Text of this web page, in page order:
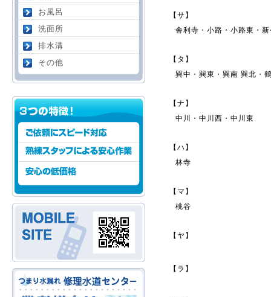
【サ】
舎利寺・小路・小路東・
【タ】
巽中・巽東・巽南 巽北・
【ナ】
中川・中川西・中川東
【ハ】
林寺
【マ】
桃谷
【ヤ】
【ラ】
お風呂
洗面所
排水溝
その他